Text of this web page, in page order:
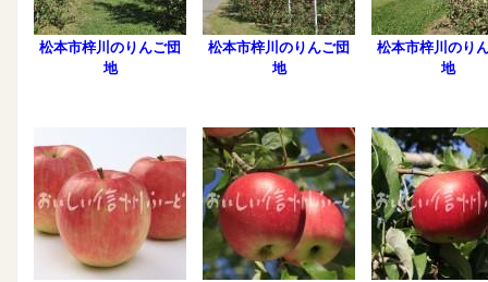
松本市梓川のりんご団
地
松本市梓川のりんご団
地
松本市梓川のり
地